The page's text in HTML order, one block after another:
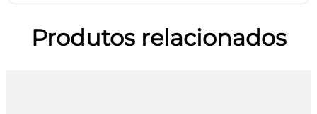
Produtos relacionados